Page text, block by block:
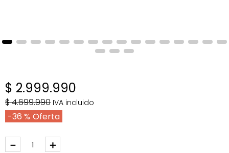
$ 2.999.990
$4.699.990 IVA incluido
36 %
＋
－